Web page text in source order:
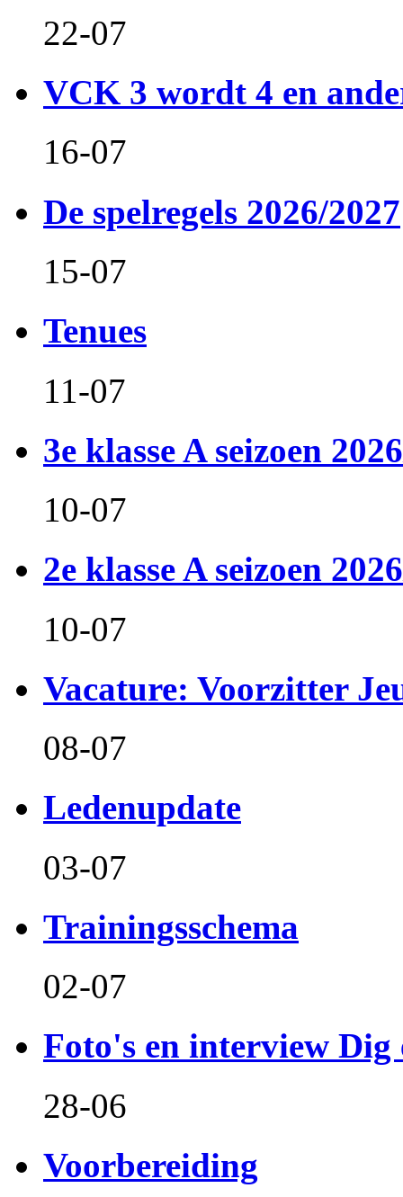
22-07
VCK 3 wordt 4 en
16-07
De spelregels 2026/2027
15-07
Tenues
11-07
3e klasse A seizoen
10-07
2e klasse A seizoen
10-07
Vacature: Voorzitter
08-07
Ledenupdate
03-07
Trainingsschema
02-07
Foto's en interview Dig
28-06
Voorbereiding